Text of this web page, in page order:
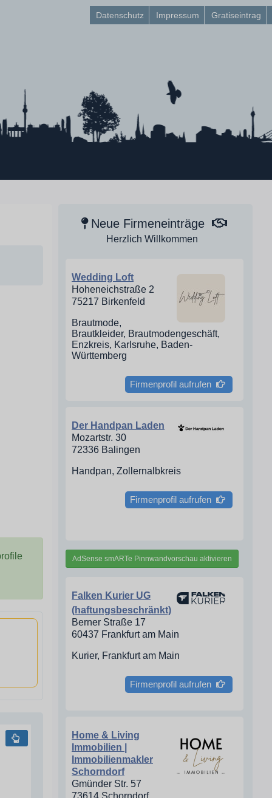
Datenschutz Impressum Gratiseintrag
Neue Firmeneinträge
Herzlich Willkommen
Wedding Loft
Hoheneichstraße 2
75217 Birkenfeld
Brautmode,
Brautkleider, Brautmodengeschäft,
Enzkreis, Karlsruhe, Baden-
Württemberg
Firmenprofil aufrufen
Der Handpan Laden
Mozartstr. 30
72336 Balingen
Handpan, Zollernalbkreis
Firmenprofil aufrufen
AdSense smARTe Pinnwandvorschau aktivieren
Falken Kurier UG
(haftungsbeschränkt)
Berner Straße 17
60437 Frankfurt am Main
Kurier, Frankfurt am Main
Firmenprofil aufrufen
Home & Living
Immobilien |
Immobilienmakler
Schorndorf
Gmünder Str. 57
73614 Schorndorf